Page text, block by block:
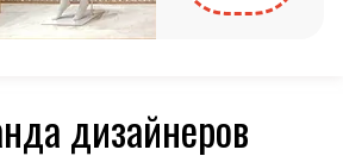
дизайнеров